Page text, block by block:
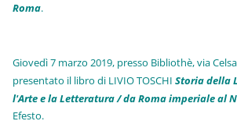
Roma.
Giovedì 7 marzo 2019, presso Bibliothè, via
presentato il libro di LIVIO TOSCHIStoria della
l'Arte e la Letteratura / da Roma imperiale al
Efesto.